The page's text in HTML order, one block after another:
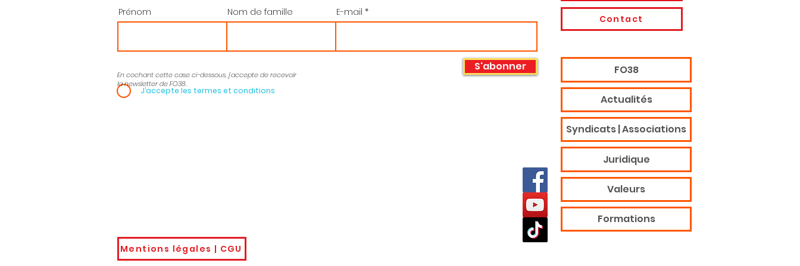
Près de 50 000 hectares
partis en fumés
Prénom Nom de famille E-mail
S'abonner
J’accepte les termes et conditions
En cochant cette case ci-dessous, j’accepte de recevoir
la newsletter de FO38.
Mentions légales | CGU
Contact
FO38
Actualités
Syndicats | Associations
Juridique
Valeurs
Formations